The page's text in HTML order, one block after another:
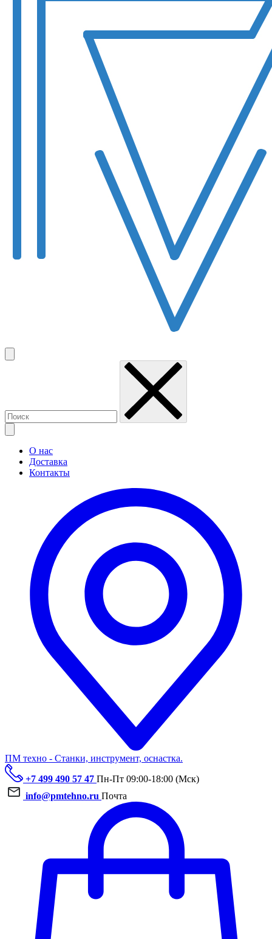
О нас
Доставка
Контакты
ПМ техно - Станки, инструмент, оснастка.
+7 499 490 57 47 Пн-Пт 09:00-18:00 (Мск)
info@pmtehno.ru Почта